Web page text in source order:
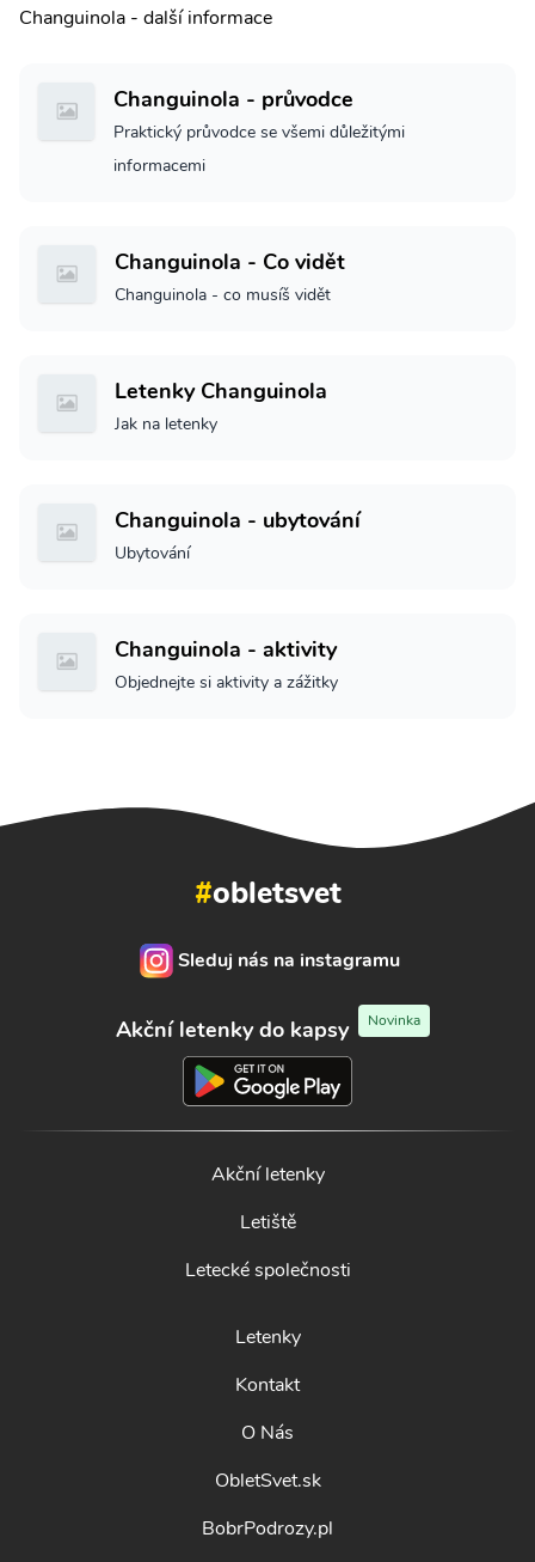
Changuinola - další informace
Changuinola - průvodce
Praktický průvodce se všemi důležitými
informacemi
Changuinola - Co vidět
Changuinola - co musíš vidět
Letenky Changuinola
Jak na letenky
Changuinola - ubytování
Ubytování
Changuinola - aktivity
Objednejte si aktivity a zážitky
#obletsvet
Sleduj nás na instagramu
Akční letenky do kapsy Novinka
Akční letenky
Letiště
Letecké společnosti
Letenky
Kontakt
O Nás
ObletSvet.sk
BobrPodrozy.pl